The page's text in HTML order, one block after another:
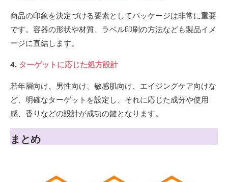
商品の印象を決定づける要素としてパッケージは非常に重要
です。容器の形状や材質、ラベル印刷の方法なども製品イメ
ージに直結します。
4. ターゲットに応じた処方設計
若年層向け、男性向け、敏感肌向け、エイジングケア向けな
ど、明確なターゲットを設定し、それに応じた成分や使用
感、香りなどの設計が成功の鍵となります。
まとめ